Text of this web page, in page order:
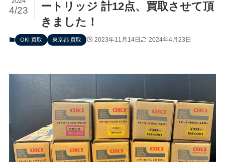
ートリッジ 計12点、買取させて頂
きました！
4/23
OKI 買取 東京都 買取 2023年11月14日 2024年4月23日